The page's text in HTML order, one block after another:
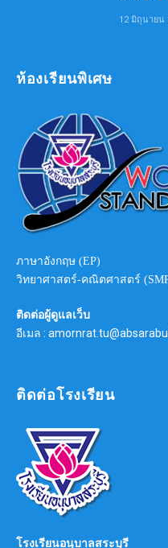
12 มิถุนายน
ห้องเรียนพิเศษ
ภาษาอังกฤษ (EP)
วิทยาศาสตร์-คณิตศาสตร์
ติดต่อผู้ดูแลเว็บ
อีเมล :
ติดต่อโรงเรียน
โรงเรียนอนุบาลสระบุรี